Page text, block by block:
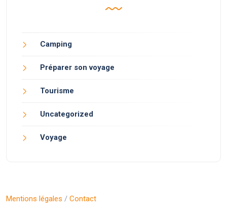
Camping
Préparer son voyage
Tourisme
Uncategorized
Voyage
Mentions légales / Contact